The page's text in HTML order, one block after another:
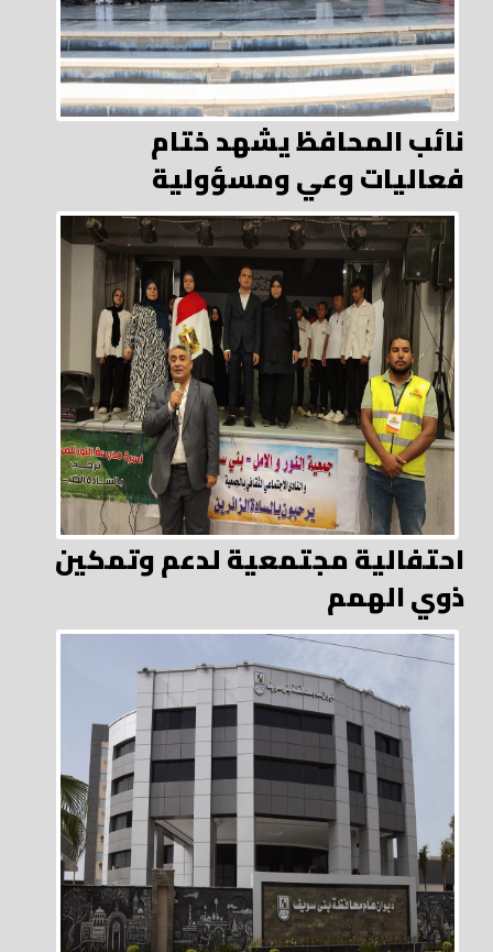
نائب المحافظ يشهد ختام
فعاليات وعي ومسؤولية
احتفالية مجتمعية لدعم وتمكين
ذوي الهمم